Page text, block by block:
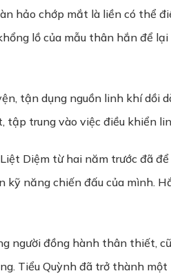
hảo chớp mắt là liền có thể
lồ của mẫu thân hắn để
tận dụng nguồn linh khí
trung vào việc điều khiển
Diệm từ hai năm trước đã
năng chiến đấu của mình.
người đồng hành thân thiết,
Tiểu Quỳnh đã trở thành